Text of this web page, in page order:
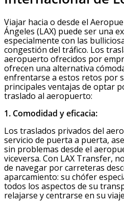
Viajar hacia o desde el
Ángeles (LAX) puede ser una
especialmente con las
congestión del tráfico. Los
aeropuerto ofrecidos por
ofrecen una alternativa
enfrentarse a estos retos por
principales ventajas de optar
traslado al aeropuerto:
1. Comodidad y eficacia:
Los traslados privados del
servicio de puerta a puerta,
sin problemas desde el
viceversa. Con LAX Transfer,
de navegar por carreteras
aparcamiento: su chófer
todos los aspectos de su
relajarse y centrarse en su